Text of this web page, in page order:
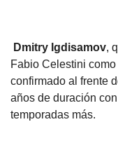
Dmitry Igdisamov,
Fabio Celestini como
confirmado al frente
años de duración
temporadas más.